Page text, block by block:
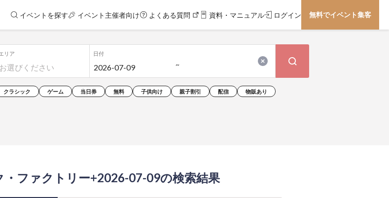
イベントを探す イベント主催者向け よくある質問 資料・マニュアル ログイン 無料でイベント集客
クラシック ゲーム 当日券 無料 子供向け 親子割引 配信 物販あり
エリア 日付
ファクトリー+2026-07-09の検索結果